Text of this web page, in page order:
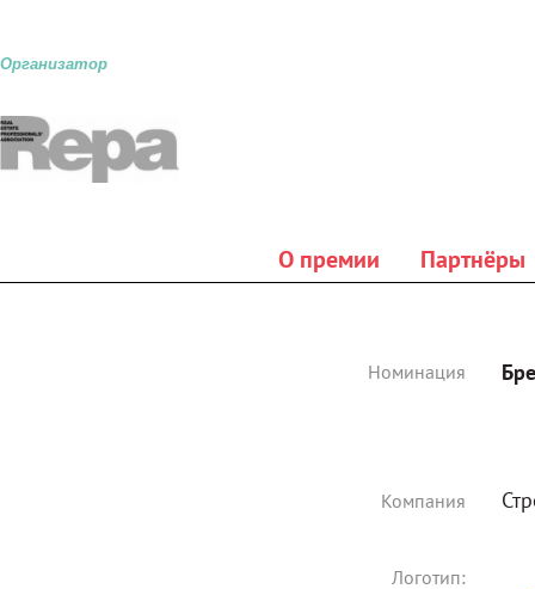
Организатор
О премии Партнёры
Номинация
Компания
Логотип: